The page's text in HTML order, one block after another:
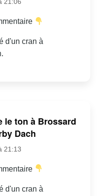
d'un cran à
le ton à Brossard
Dach
21:13
d'un cran à